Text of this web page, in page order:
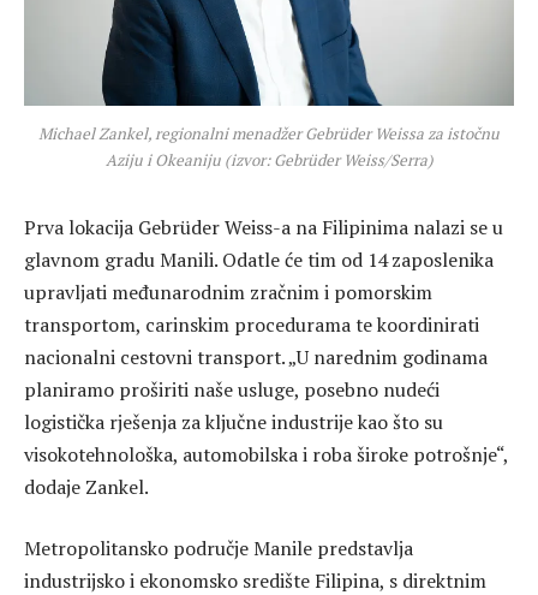
Michael Zankel, regionalni menadžer Gebrüder Weissa za istočnu
Aziju i Okeaniju (izvor: Gebrüder Weiss/Serra)
Prva lokacija Gebrüder Weiss-a na Filipinima nalazi se u
glavnom gradu Manili. Odatle će tim od 14 zaposlenika
upravljati međunarodnim zračnim i pomorskim
transportom, carinskim procedurama te koordinirati
nacionalni cestovni transport. „U narednim godinama
planiramo proširiti naše usluge, posebno nudeći
logistička rješenja za ključne industrije kao što su
visokotehnološka, automobilska i roba široke potrošnje“,
dodaje Zankel.
Metropolitansko područje Manile predstavlja
industrijsko i ekonomsko središte Filipina, s direktnim